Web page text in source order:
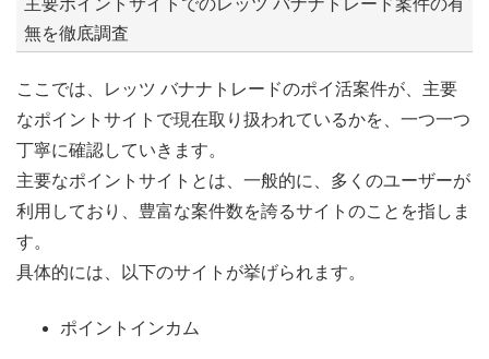
主要ポイントサイトでのレッツ バナナトレード案件の有
無を徹底調査
ここでは、レッツ バナナトレードのポイ活案件が、主要
なポイントサイトで現在取り扱われているかを、一つ一つ
丁寧に確認していきます。
主要なポイントサイトとは、一般的に、多くのユーザーが
利用しており、豊富な案件数を誇るサイトのことを指しま
す。
具体的には、以下のサイトが挙げられます。
ポイントインカム